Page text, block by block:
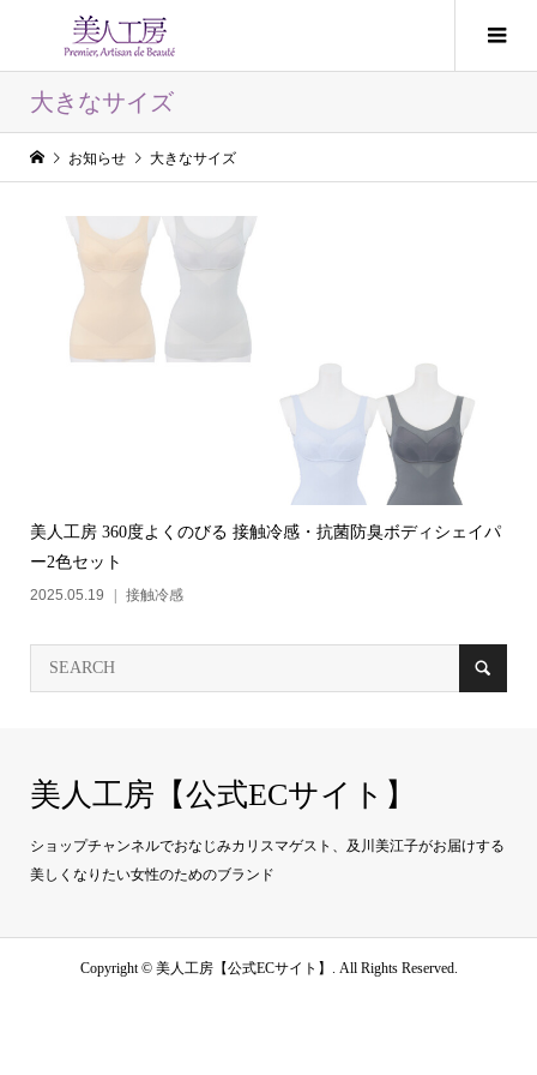
大きなサイズ
お知らせ 大きなサイズ
美人工房 360度よくのびる 接触冷感・抗菌防臭ボディシェイパ
ー2色セット
2025.05.19 接触冷感
美人工房【公式ECサイト】
ショップチャンネルでおなじみカリスマゲスト、及川美江子がお届けする
美しくなりたい女性のためのブランド
Copyright ©美人工房【公式ECサイト】. All Rights Reserved.